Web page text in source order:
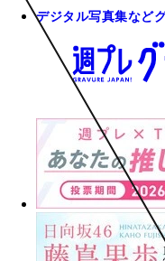
デジタル写真集など